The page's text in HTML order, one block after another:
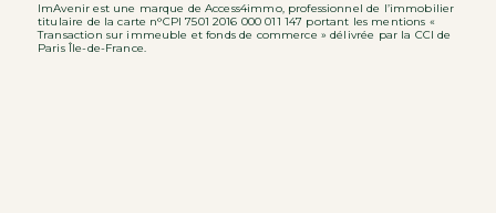
ImAvenir est une marque de Access4immo, professionnel de l’immobilier
titulaire de la carte n°CPI 7501 2016 000 011 147 portant les mentions «
Transaction sur immeuble et fonds de commerce » délivrée par la CCI de
Paris Île-de-France.